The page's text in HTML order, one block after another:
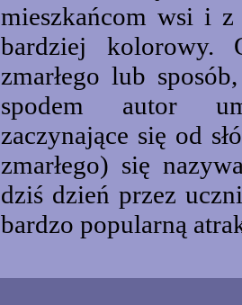
mieszkańcom wsi i z
bardziej kolorowy.
zmarłego lub
spodem autor
zaczynające się od
zmarłego) się
dziś dzień przez
bardzo popularną